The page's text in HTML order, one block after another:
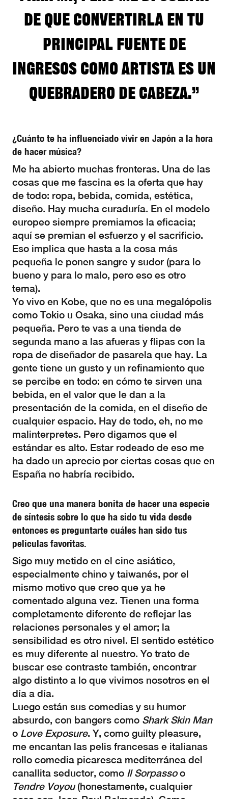
de que convertirla en tu
principal fuente de
ingresos como artista es un
quebradero de cabeza.”
¿Cuánto te ha influenciado vivir en Japón a la hora
de hacer música?
Me ha abierto muchas fronteras. Una de las
cosas que me fascina es la oferta que hay
de todo: ropa, bebida, comida, estética,
diseño. Hay mucha curaduría. En el modelo
europeo siempre premiamos la eficacia;
aquí se premian el esfuerzo y el sacrificio.
Eso implica que hasta a la cosa más
pequeña le ponen sangre y sudor (para lo
bueno y para lo malo, pero eso es otro
tema).
Yo vivo en Kobe, que no es una megalópolis
como Tokio u Osaka, sino una ciudad más
pequeña. Pero te vas a una tienda de
segunda mano a las afueras y flipas con la
ropa de diseñador de pasarela que hay. La
gente tiene un gusto y un refinamiento que
se percibe en todo: en cómo te sirven una
bebida, en el valor que le dan a la
presentación de la comida, en el diseño de
cualquier espacio. Hay de todo, eh, no me
malinterpretes. Pero digamos que el
estándar es alto. Estar rodeado de eso me
ha dado un aprecio por ciertas cosas que en
España no habría recibido.
Creo que una manera bonita de hacer una especie
de síntesis sobre lo que ha sido tu vida desde
entonces es preguntarte cuáles han sido tus
películas favoritas.
Sigo muy metido en el cine asiático,
especialmente chino y taiwanés, por el
mismo motivo que creo que ya he
comentado alguna vez. Tienen una forma
completamente diferente de reflejar las
relaciones personales y el amor; la
sensibilidad es otro nivel. El sentido estético
es muy diferente al nuestro. Yo trato de
buscar ese contraste también, encontrar
algo distinto a lo que vivimos nosotros en el
día a día.
Luego están sus comedias y su humor
absurdo, con bangers como Shark Skin Man
o Love Exposure. Y, como guilty pleasure,
me encantan las pelis francesas e italianas
rollo comedia picaresca mediterránea del
canallita seductor, como Il Sorpassoo
Tendre Voyou(honestamente, cualquier